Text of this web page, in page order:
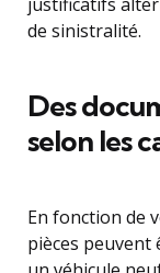
de sinistralité.
Des
selon les
En fonction de
pièces peuvent